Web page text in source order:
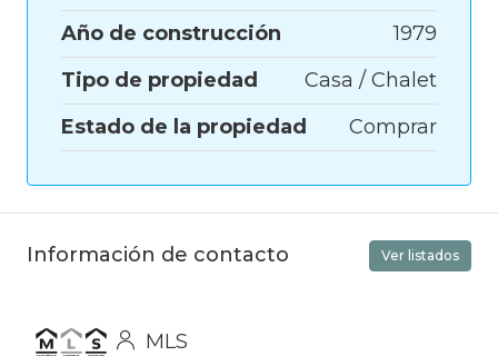
Año de construcción
1979
Tipo de propiedad
Casa / Chalet
Estado de la propiedad
Comprar
Información de contacto Ver listados
MLS